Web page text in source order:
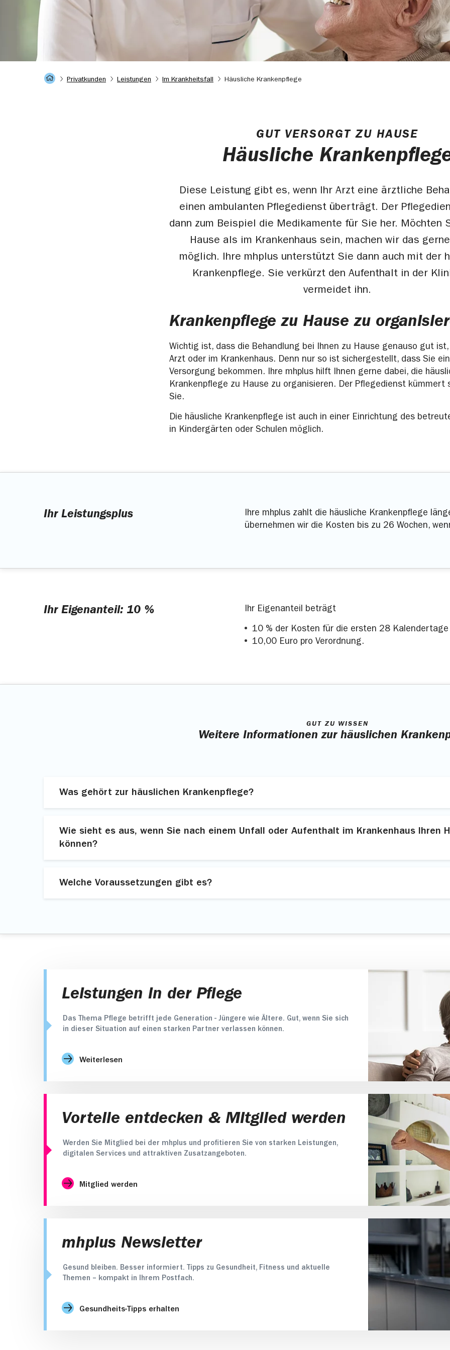
Startseite
Privatkunden
Leistungen Im Krankheitsfall Häusliche Krankenpflege
GUT VERSORGT ZU HAUSE
Häusliche
Diese Leistung gibt es, wenn Ihr Arzt eine ärztliche
einen ambulanten Pflegedienst überträgt. Der
dann zum Beispiel die Medikamente für Sie her. Möchten
Hause als im Krankenhaus sein, machen wir das
möglich. Ihre mhplus unterstützt Sie dann auch mit der
Krankenpflege. Sie verkürzt den Aufenthalt in der
vermeidet ihn.
Krankenpflege zu Hause zu
Wichtig ist, dass die Behandlung bei Ihnen zu Hause genauso gut ist,
Arzt oder im Krankenhaus. Denn nur so ist sichergestellt, dass Sie
Versorgung bekommen. Ihre mhplus hilft Ihnen gerne dabei, die
Krankenpflege zu Hause zu organisieren. Der Pflegedienst kümmert
Sie.
Die häusliche Krankenpflege ist auch in einer Einrichtung des
in Kindergärten oder Schulen möglich.
Ihr Leistungsplus Ihre mhplus zahlt die häusliche Krankenpflege
übernehmen wir die Kosten bis zu 26 Wochen,
Ihr Eigenanteil: 10 % Ihr Eigenanteil beträgt
10 % der Kosten für die ersten 28 Kalendertage
10,00 Euro pro Verordnung.
GUT ZU WISSEN
Weitere Informationen zur häuslichen
Was gehört zur häuslichen Krankenpflege?
Beispiel:
Kompressionsstrümpfe an- und ausziehen,
Medikamente geben oder
Wie sieht es aus, wenn Sie nach einem Unfall oder Aufenthalt im Krankenhaus Ihren
können?
Ihr Arzt verordnet Ihnen die häusliche Krankenpflege, wenn diese medizinisch notwendig ist. Ein
dann um Sie.
Welche Voraussetzungen gibt es?
Leistungen in der Pflege
Das Thema Pflege betrifft jede Generation - Jüngere wie Ältere. Gut, wenn Sie sich
in dieser Situation auf einen starken Partner verlassen können.
Weiterlesen
Vorteile entdecken & Mitglied werden
Werden Sie Mitglied bei der mhplus und profitieren Sie von starken Leistungen,
digitalen Services und attraktiven Zusatzangeboten.
Mitglied werden
mhplus Newsletter
Gesund bleiben. Besser informiert. Tipps zu Gesundheit, Fitness und aktuelle
Themen – kompakt in Ihrem Postfach.
Gesundheits-Tipps erhalten